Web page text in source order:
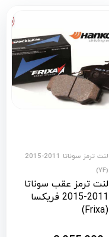
لنت ترمز سوناتا 2011-2015
(YF)
لنت ترمز عقب سوناتا
2011-2015 فریکسا
(Frixa)